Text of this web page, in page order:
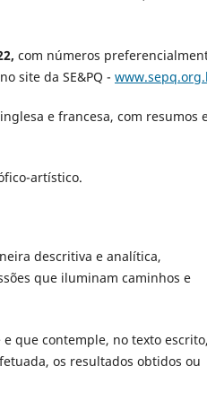
com números
site da SE&PQ -
e francesa, com resumos
artístico.
descritiva e analítica,
que iluminam caminhos e
que contemple, no texto
os resultados obtidos ou